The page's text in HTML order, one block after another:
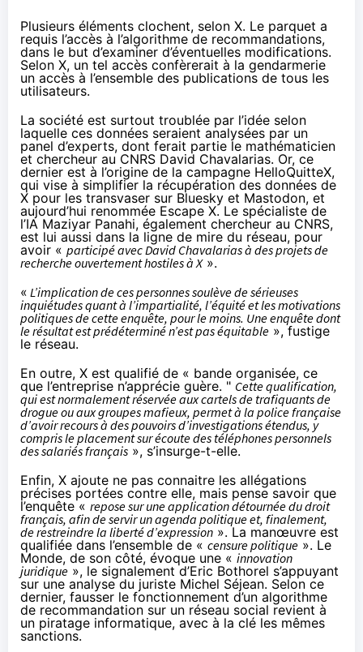
Plusieurs éléments clochent, selon X. Le parquet a
requis l’accès à l’algorithme de recommandations,
dans le but d’examiner d’éventuelles modifications.
Selon X, un tel accès confèrerait à la gendarmerie
un accès à l’ensemble des publications de tous les
utilisateurs.
La société est surtout troublée par l’idée selon
laquelle ces données seraient analysées par un
panel d’experts, dont ferait partie le mathématicien
et chercheur au CNRS David Chavalarias. Or, ce
dernier est à l’origine de la campagne HelloQuitteX,
qui vise à simplifier la récupération des données de
X pour les transvaser sur Bluesky et Mastodon, et
aujourd’hui renommée Escape X. Le spécialiste de
l’IA Maziyar Panahi, également chercheur au CNRS,
est lui aussi dans la ligne de mire du réseau, pour
avoir « participé avec David Chavalarias à des projets de
recherche ouvertement hostiles à X».
« L’implication de ces personnes soulève de sérieuses
inquiétudes quant à l’impartialité, l’équité et les motivations
politiques de cette enquête, pour le moins. Une enquête dont
le résultat est prédéterminé n’est pas équitable », fustige
le réseau.
En outre, X est qualifié de « bande organisée, ce
que l’entreprise n’apprécie guère. " Cette qualification,
qui est normalement réservée aux cartels de trafiquants de
drogue ou aux groupes mafieux, permet à la police française
d’avoir recours à des pouvoirs d’investigations étendus, y
compris le placement sur écoute des téléphones personnels
des salariés français », s’insurge-t-elle.
Enfin, X ajoute ne pas connaitre les allégations
précises portées contre elle, mais pense savoir que
l’enquête « repose sur une application détournée du droit
français, afin de servir un agenda politique et, finalement,
de restreindre la liberté d’expression ». La manœuvre est
qualifiée dans l’ensemble de « censure politique ». Le
Monde, de son côté, évoque une « innovation
juridique », le signalement d’Eric Bothorel s’appuyant
sur une analyse du juriste Michel Séjean. Selon ce
dernier, fausser le fonctionnement d’un algorithme
de recommandation sur un réseau social revient à
un piratage informatique, avec à la clé les mêmes
sanctions.